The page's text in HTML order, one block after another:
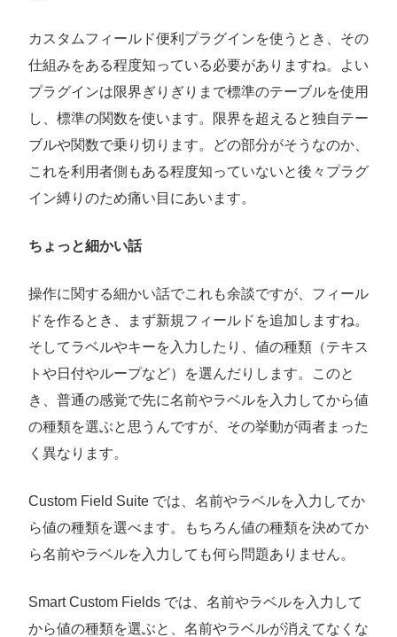
カスタムフィールド便利プラグインを使うとき、その
仕組みをある程度知っている必要がありますね。よい
プラグインは限界ぎりぎりまで標準のテーブルを使用
し、標準の関数を使います。限界を超えると独自テー
ブルや関数で乗り切ります。どの部分がそうなのか、
これを利用者側もある程度知っていないと後々プラグ
イン縛りのため痛い目にあいます。
ちょっと細かい話
操作に関する細かい話でこれも余談ですが、フィール
ドを作るとき、まず新規フィールドを追加しますね。
そしてラベルやキーを入力したり、値の種類（テキス
トや日付やループなど）を選んだりします。このと
き、普通の感覚で先に名前やラベルを入力してから値
の種類を選ぶと思うんですが、その挙動が両者まった
く異なります。
Custom Field Suite では、名前やラベルを入力してか
ら値の種類を選べます。もちろん値の種類を決めてか
ら名前やラベルを入力しても何ら問題ありません。
Smart Custom Fields では、名前やラベルを入力して
から値の種類を選ぶと、名前やラベルが消えてなくな